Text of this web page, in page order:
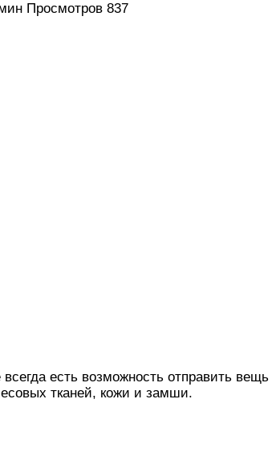
Просмотров 837
есть возможность отправить
тканей, кожи и замши.